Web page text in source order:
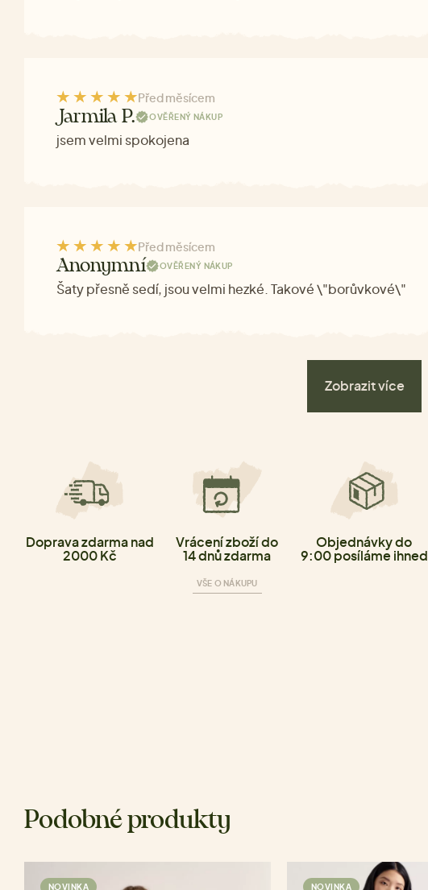
Před měsícem
Jarmila P. OVĚŘENÝ NÁKUP
jsem velmi spokojena
Před měsícem
Anonymní OVĚŘENÝ NÁKUP
Šaty přesně sedí, jsou velmi hezké. Takové \"borůvkové\"
Zobrazit více
Doprava zdarma nad
2000 Kč
Vrácení zboží do
14 dnů zdarma
VŠE O NÁKUPU
Objednávky do
9:00 posíláme ihned
Podobné produkty
NOVINKA NOVINKA